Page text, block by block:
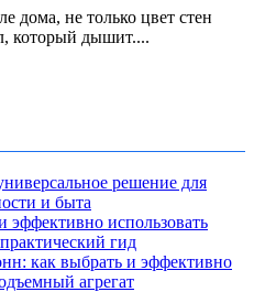
дома, не только цвет стен
который дышит....
решение для
и быта
эффективно использовать
гид
как выбрать и эффективно
агрегат